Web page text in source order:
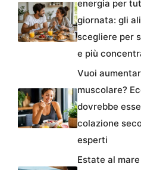
energia per
giornata: gli
scegliere per
e più
Vuoi
muscolare?
dovrebbe
colazione
esperti
Estate al